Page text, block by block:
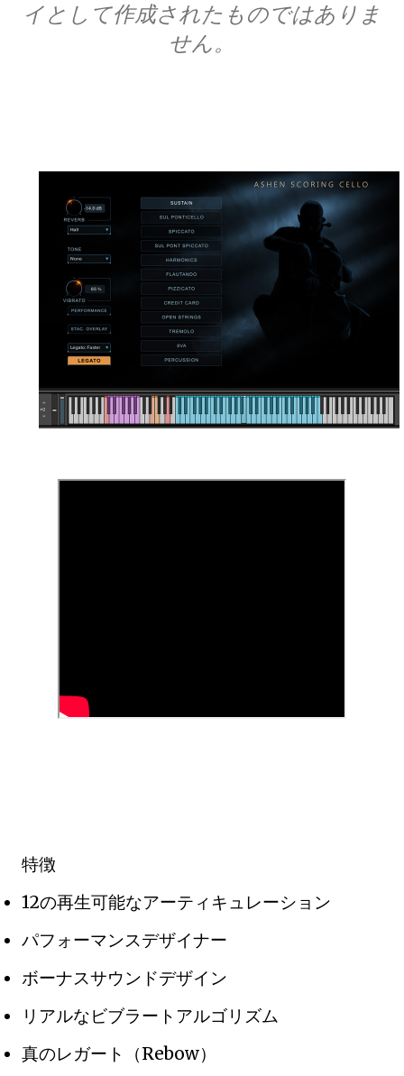
イとして作成されたものではありま
せん。
特徴
12の再生可能なアーティキュレーション
パフォーマンスデザイナー
ボーナスサウンドデザイン
リアルなビブラートアルゴリズム
真のレガート（Rebow）